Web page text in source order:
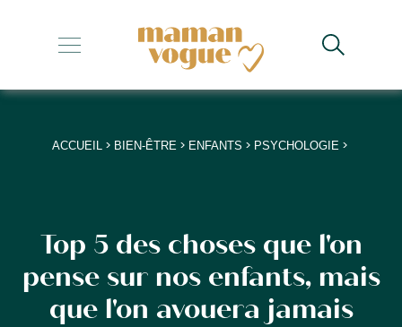
+
+
+
+
ACCUEIL> BIEN-ÊTRE> ENFANTS > PSYCHOLOGIE>
Top 5 des choses que l'on
pense sur nos enfants, mais
que l'on avouera jamais